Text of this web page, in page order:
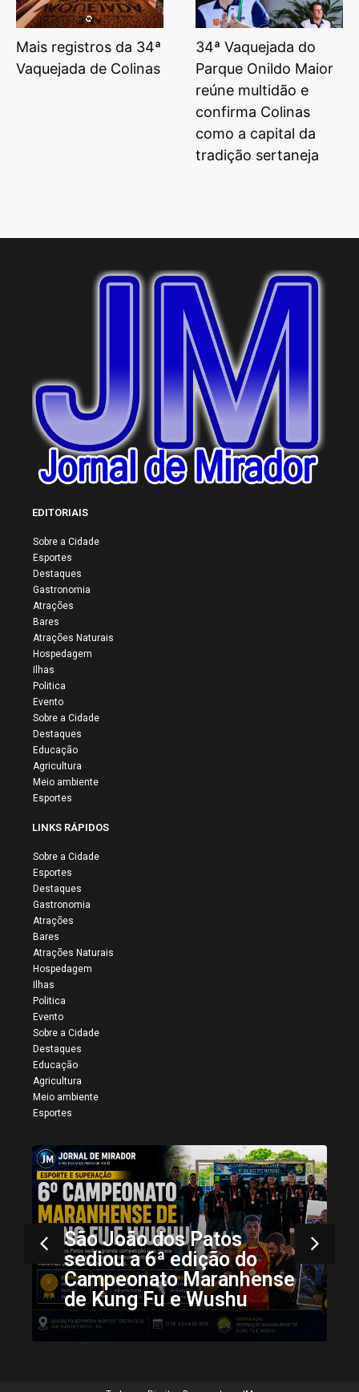
Mais registros da 34ª
Vaquejada de Colinas
34ª Vaquejada do
Parque Onildo Maior
reúne multidão e
confirma Colinas
como a capital da
tradição sertaneja
EDITORIAIS
Sobre a Cidade
Esportes
Destaques
Gastronomia
Atrações
Bares
Atrações Naturais
Hospedagem
Ilhas
Politica
Evento
Sobre a Cidade
Destaques
Educação
Agricultura
Meio ambiente
Esportes
LINKS RÁPIDOS
Sobre a Cidade
Esportes
Destaques
Gastronomia
Atrações
Bares
Atrações Naturais
Hospedagem
Ilhas
Politica
Evento
Sobre a Cidade
Destaques
Educação
Agricultura
Meio ambiente
Esportes
São João dos Patos
sediou a 6ª edição do
Campeonato Maranhense
de Kung Fu e Wushu